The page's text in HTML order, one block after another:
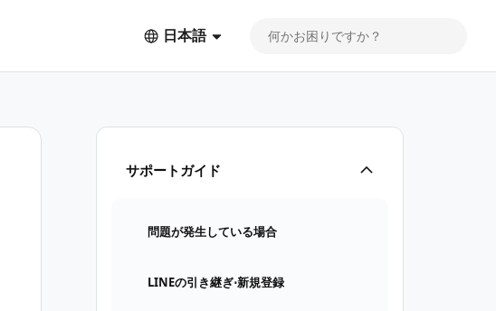
日本語
サポートガイド
問題が発生している場合
LINEの引き継ぎ⋅新規登録